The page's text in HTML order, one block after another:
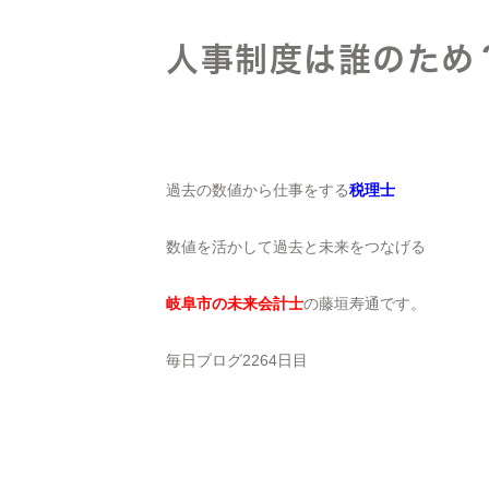
人事制度は誰のため
過去の数値から仕事をする税理士
数値を活かして過去と未来をつなげる
岐阜市の未来会計士の藤垣寿通です。
毎日ブログ2264日目